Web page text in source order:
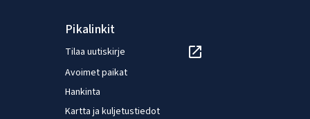
Pikalinkit
Tilaa uutiskirje
Avoimet paikat
Hankinta
Kartta ja kuljetustiedot